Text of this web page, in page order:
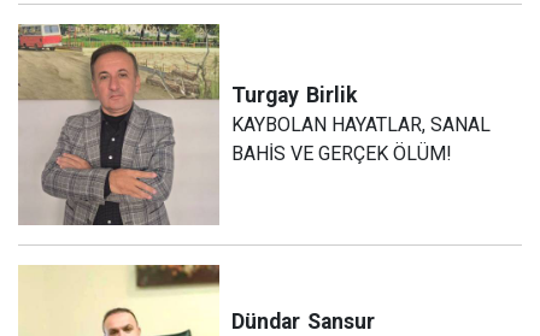
Turgay Birlik
KAYBOLAN HAYATLAR, SANAL
BAHİS VE GERÇEK ÖLÜM!
Dündar Sansur